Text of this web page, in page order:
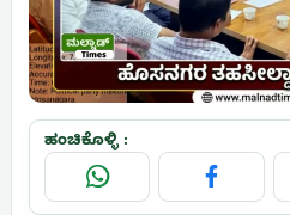
ಹಂಚಿಕೊಳ್ಳಿ :
WhatsApp Facebook